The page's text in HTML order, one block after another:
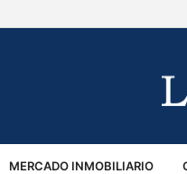
MERCADO INMOBILIARIO